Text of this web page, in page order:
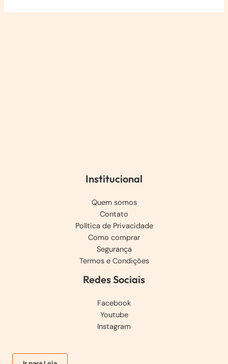
Institucional
Quem somos
Contato
Política de Privacidade
Como comprar
Segurança
Termos e Condições
Redes Sociais
Facebook
Youtube
Instagram